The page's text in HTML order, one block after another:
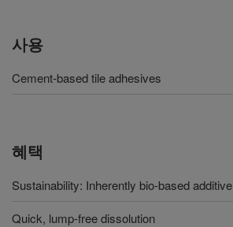
사용
Cement-based tile adhesives
혜택
Sustainability: Inherently bio-based additive
Quick, lump-free dissolution